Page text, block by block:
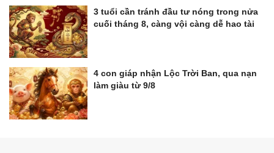
3 tuổi cần tránh đầu tư nóng trong nửa
cuối tháng 8, càng vội càng dễ hao tài
4 con giáp nhận Lộc Trời Ban, qua nạn
làm giàu từ 9/8